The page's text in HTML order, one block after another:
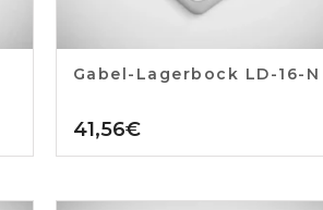
Gabel-Lagerbock LD-16-N
41,56€